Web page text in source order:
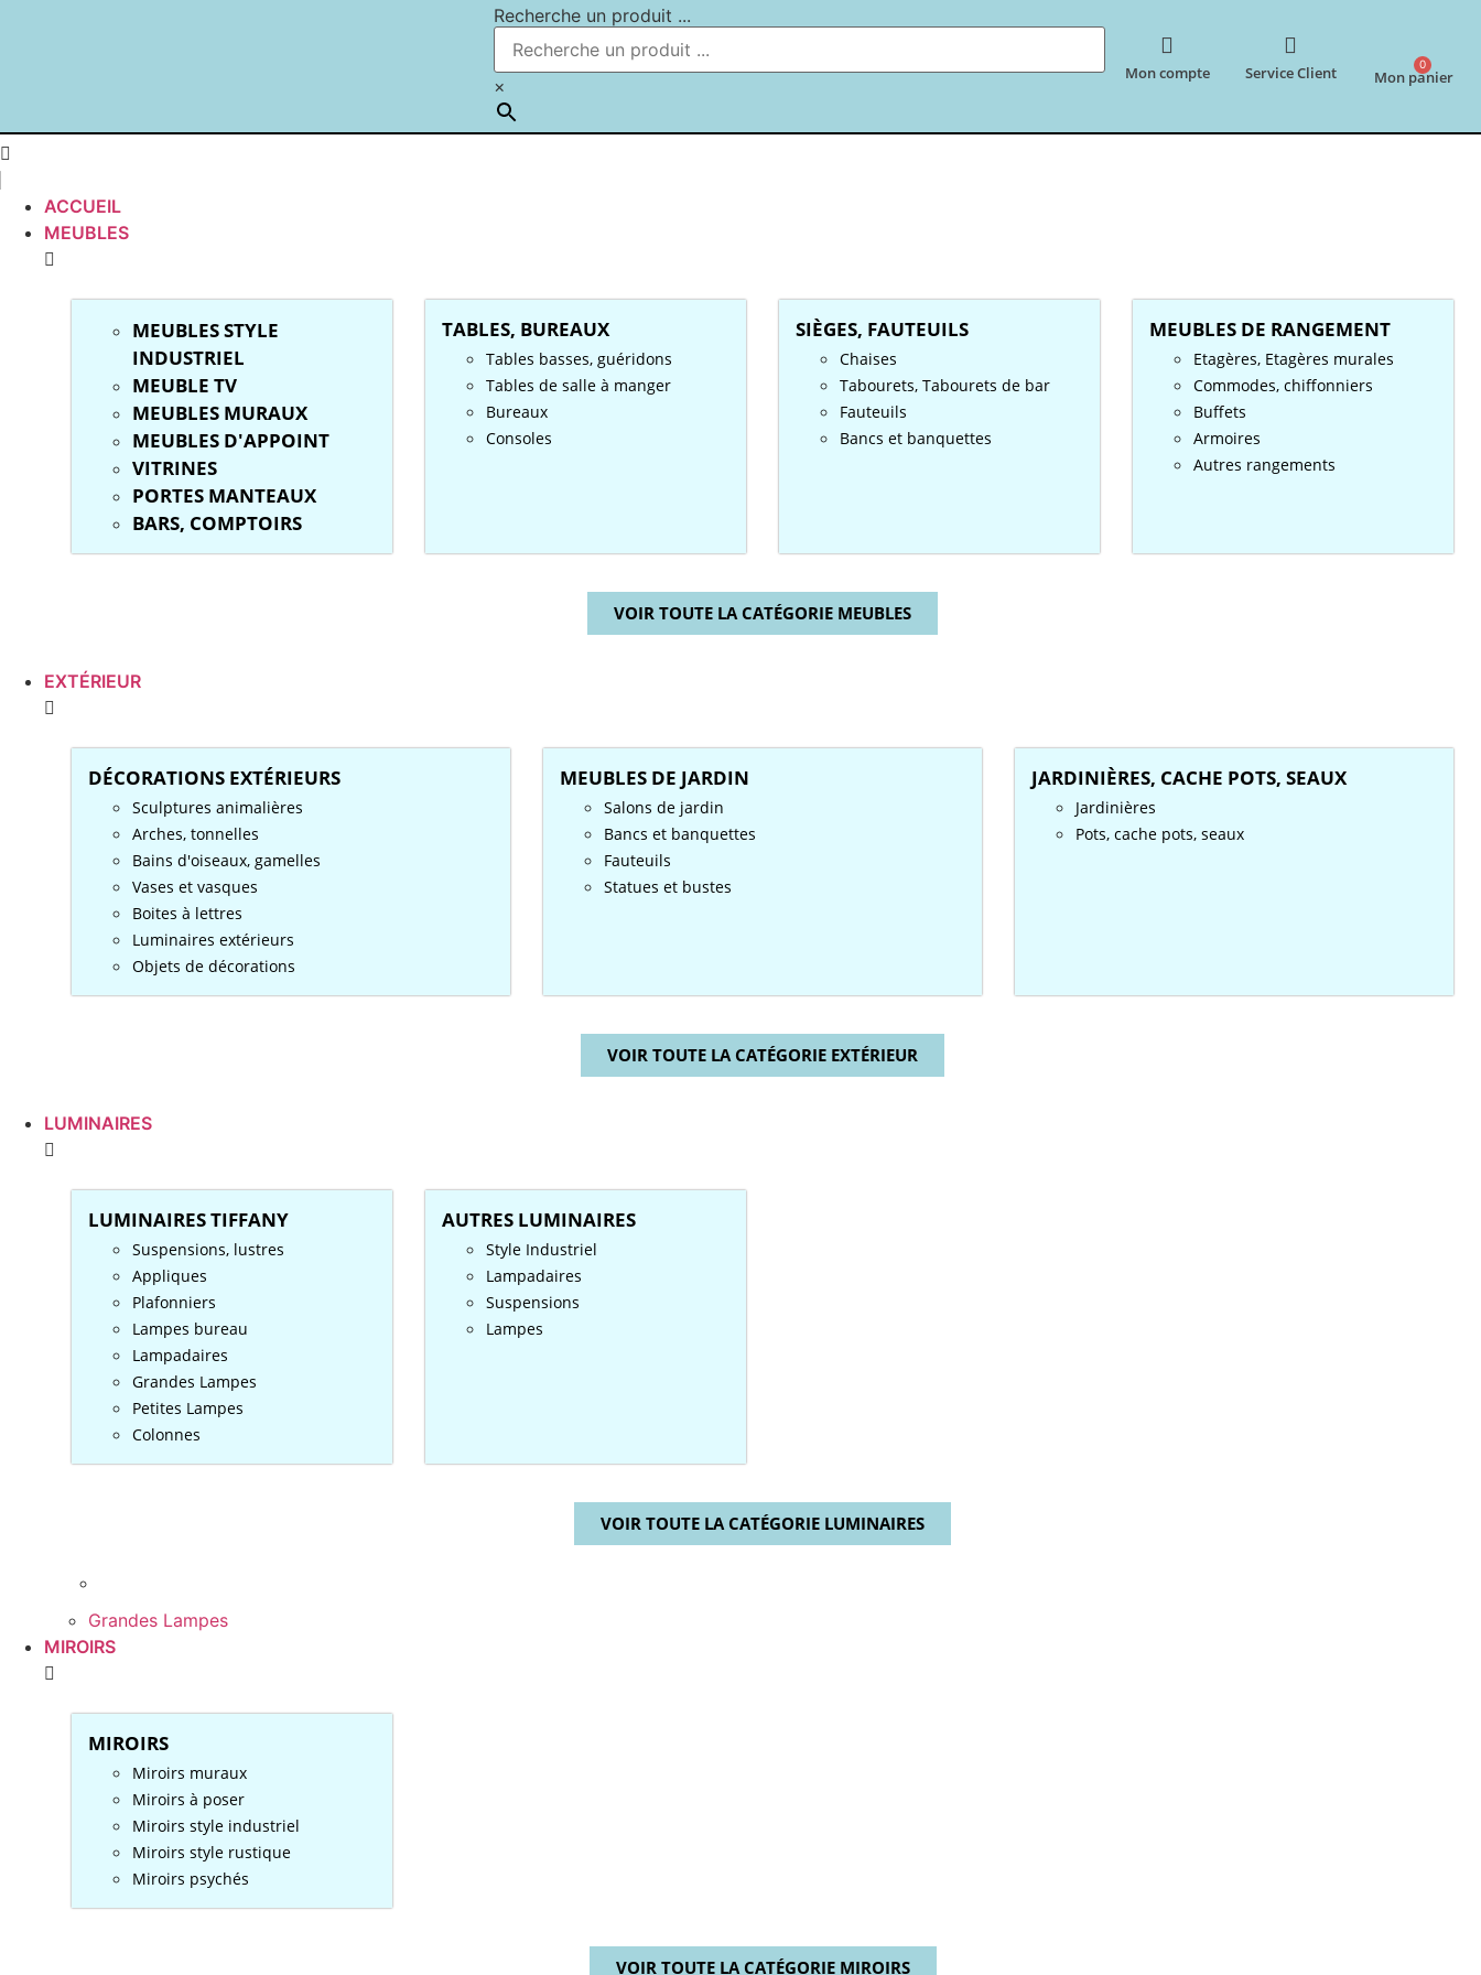
Recherche un produit ...
×
Mon compte Service Client 0
Mon panier
ACCUEIL
MEUBLES
MEUBLES STYLE
INDUSTRIEL
MEUBLE TV
MEUBLES MURAUX
MEUBLES D'APPOINT
VITRINES
PORTES MANTEAUX
BARS, COMPTOIRS
TABLES, BUREAUX
Tables basses, guéridons
Tables de salle à manger
Bureaux
Consoles
SIÈGES, FAUTEUILS
Chaises
Tabourets, Tabourets de bar
Fauteuils
Bancs et banquettes
MEUBLES DE RANGEMENT
Etagères, Etagères murales
Commodes, chiffonniers
Buffets
Armoires
Autres rangements
VOIR TOUTE LA CATÉGORIE MEUBLES
EXTÉRIEUR
DÉCORATIONS EXTÉRIEURS
Sculptures animalières
Arches, tonnelles
Bains d'oiseaux, gamelles
Vases et vasques
Boites à lettres
Luminaires extérieurs
Objets de décorations
MEUBLES DE JARDIN
Salons de jardin
Bancs et banquettes
Fauteuils
Statues et bustes
JARDINIÈRES, CACHE POTS, SEAUX
Jardinières
Pots, cache pots, seaux
VOIR TOUTE LA CATÉGORIE EXTÉRIEUR
LUMINAIRES
LUMINAIRES TIFFANY
Suspensions, lustres
Appliques
Plafonniers
Lampes bureau
Lampadaires
Grandes Lampes
Petites Lampes
Colonnes
AUTRES LUMINAIRES
Style Industriel
Lampadaires
Suspensions
Lampes
VOIR TOUTE LA CATÉGORIE LUMINAIRES
Grandes Lampes
MIROIRS
MIROIRS
Miroirs muraux
Miroirs à poser
Miroirs style industriel
Miroirs style rustique
Miroirs psychés
VOIR TOUTE LA CATÉGORIE MIROIRS